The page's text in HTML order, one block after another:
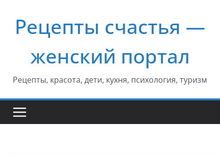
содержимому
Рецепты счастья —
женский портал
Рецепты, красота, дети, кухня, психология, туризм